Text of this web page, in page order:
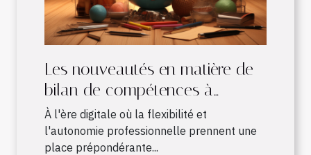
Les nouveautés en matière de
bilan de compétences à
distance : avantages et
fonctionnement
À l'ère digitale où la flexibilité et
l'autonomie professionnelle prennent une
place prépondérante...